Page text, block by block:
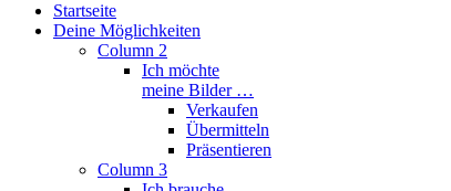
Startseite
Deine Möglichkeiten
Column 2
Ich möchte
meine Bilder …
Verkaufen
Übermitteln
Präsentieren
Column 3